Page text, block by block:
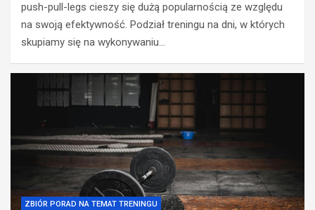
push-pull-legs cieszy się dużą popularnością ze względu
na swoją efektywność. Podział treningu na dni, w których
skupiamy się na wykonywaniu…
ZBIÓR PORAD NA TEMAT TRENINGU